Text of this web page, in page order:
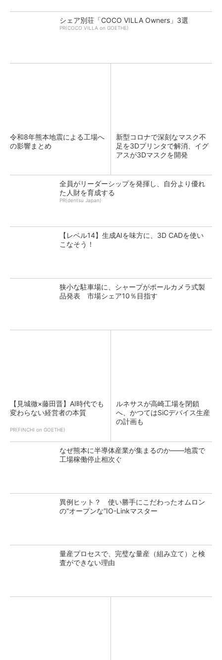
シェア別荘「COCO VILLA Owners」3選
PR(COCO VILLA on GOETHE)
令和8年熊本地震による工場へ
の影響まとめ
新型コロナで深刻なマスク不
足を3Dプリンタで解消、イグ
アスが3Dマスクを開発
全員がリーダーシップを発揮し、自分より優れ
た人財を育成する
PR(dentsu Japan)
【レベル14】生成AIを味方に、3D CADを使い
こなそう！
狭小な駐車場に、シャープがポールカメラ式製
品発表 市場シェア10％目指す
【見城徹×藤田晋】AI時代でも
変わらない経営者の本質
PR(FINCHI on GOETHE)
ルネサスが高崎工場を閉鎖
へ、かつてはSiCデバイス生産
の計画も
なぜ熊本に半導体産業が集まるのか――地震で
工場稼働停止相次ぐ
異例ヒット？ 使い勝手にこだわったオムロン
の“オープンな”IO-Linkマスター
量産プロセスで、完璧な量産（組み立て）と検
査ができない理由